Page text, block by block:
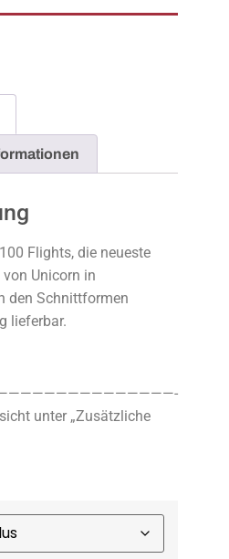
Flights, die neueste
Unicorn in
den Schnittformen
lieferbar.
unter „Zusätzliche